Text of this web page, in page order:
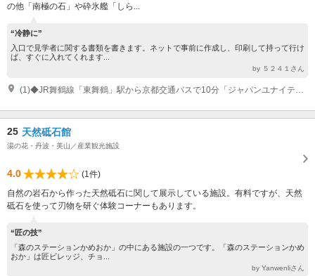
の他「南極の石」や砕氷艦「しら...
“冷静に”
入口で見学者に関する書類を書きます。ネットで事前に作成し、印刷して持って行け
ば、すぐに入れてくれます...
by ５２４１さん
(1)◆JR舞鶴線「東舞鶴」駅から京都交通バスで10分「ジャパンユナイテッド造船前」下車、徒歩5分◆舞鶴若狭自動車道「舞鶴東」ICから15分
25 天然砥石館
湯の花・丹波・美山／産業観光施設
4.0
(1件)
自然の岩石から作った天然砥石に関して展示している施設。有料ですが、天然
砥石を使って刃物を研ぐ体験コーナーもあります。
“匠の技”
「森のステーションかめおか」の中にある施設の一つです。「森のステーションかめ
おか」は匠ビレッジ、チョ...
by Yanwenliさん